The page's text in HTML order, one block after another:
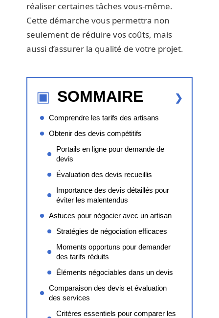
réaliser certaines tâches vous-même.
Cette démarche vous permettra non
seulement de réduire vos coûts, mais
aussi d’assurer la qualité de votre projet.
SOMMAIRE
Comprendre les tarifs des artisans
Obtenir des devis compétitifs
Portails en ligne pour demande de
devis
Évaluation des devis recueillis
Importance des devis détaillés pour
éviter les malentendus
Astuces pour négocier avec un artisan
Stratégies de négociation efficaces
Moments opportuns pour demander
des tarifs réduits
Éléments négociables dans un devis
Comparaison des devis et évaluation
des services
Critères essentiels pour comparer les